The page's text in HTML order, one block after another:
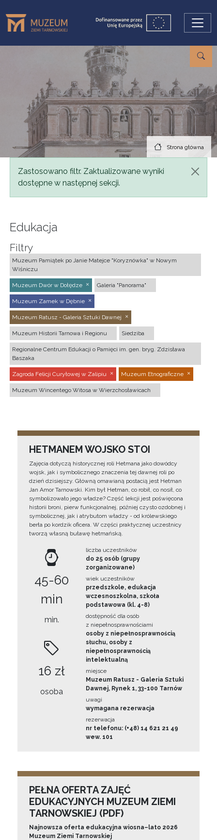
Strona główna
Komunikat
Zastosowano filtr. Zaktualizowane wyniki
dostępne w następnej sekcji.
Edukacja
Filtry
Muzeum Pamiątek po Janie Matejce "Koryznówka" w Nowym
Wiśniczu
Muzeum Dwór w Dołędze Galeria "Panorama"
Muzeum Zamek w Dębnie
Muzeum Ratusz - Galeria Sztuki Dawnej
Muzeum Historii Tarnowa i Regionu Siedziba
Regionalne Centrum Edukacji o Pamięci im. gen. bryg. Zdzisława
Baszaka
Zagroda Felicji Curyłowej w Zalipiu Muzeum Etnograficzne
Muzeum Wincentego Witosa w Wierzchosławicach
HETMANEM WOJSKO STOI
Zajęcia dotyczą historycznej roli Hetmana jako dowódcy
wojsk, jak i symbolicznego znaczenia tej dawnej roli po
dzień dzisiejszy. Główną omawianą postacią jest Hetman
Jan Amor Tarnowski. Kim był Hetman, co robił, co nosił, co
symbolizowało jego władze? Część lekcji jest poświęcona
historii broni, pierw funkcjonalnej, później czysto ozdobnej i
symbolicznej, jak i atrybutom władzy - od królewskiego
berła po kordzik oficera. W części praktycznej uczestnicy
tworzą własną buławę hetmańską.
45-60
min
min.
16 zł
osoba
liczba uczestników
do 25 osób (grupy
zorganizowane)
wiek uczestników
przedszkole, edukacja
wczesnoszkolna, szkoła
podstawowa (kl. 4-8)
dostępność dla osób
z niepełnosprawnościami
osoby z niepełnosprawnością
słuchu, osoby z
niepełnosprawnością
intelektualną
miejsce
Muzeum Ratusz - Galeria Sztuki
Dawnej, Rynek 1, 33-100 Tarnów
uwagi
wymagana rezerwacja
rezerwacja
nr telefonu: (+48) 14 621 21 49
wew. 101
PEŁNA OFERTA ZAJĘĆ
EDUKACYJNYCH MUZEUM ZIEMI
TARNOWSKIEJ (PDF)
Najnowsza oferta edukacyjna wiosna–lato 2026
Muzeum Ziemi Tarnowskiej